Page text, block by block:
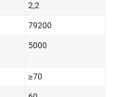
2,2
79200
5000
≥70